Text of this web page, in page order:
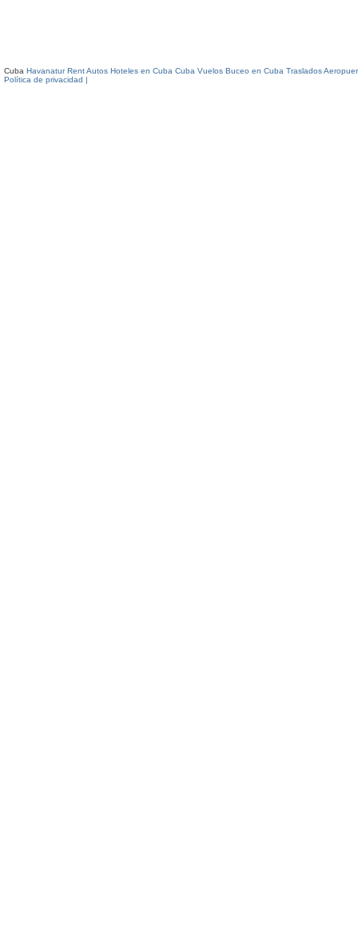
Cuba Havanatur Rent Autos Hoteles en Cuba Cuba Vuelos Buceo en Cuba Traslados
Política de privacidad |